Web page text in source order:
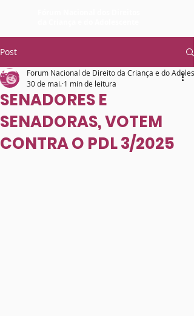
Post
SENADORES E
SENADORAS, VOTEM
CONTRA O PDL 3/2025
Forum Nacional de Direito da Criança e do
30 de mai. 1 min de leitura